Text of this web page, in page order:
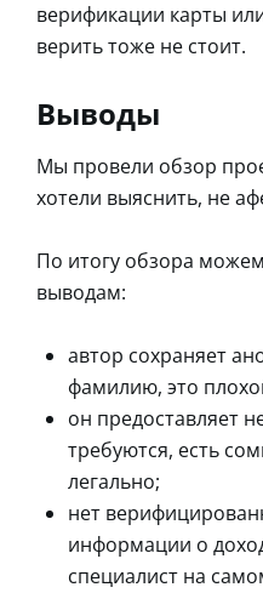
верификации карты
верить тоже не стоит.
Выводы
Мы провели обзор
хотели выяснить, не
По итогу обзора
выводам:
автор сохраняет
фамилию, это
он предоставляет
требуются, есть
легально;
нет
информации о
специалист на